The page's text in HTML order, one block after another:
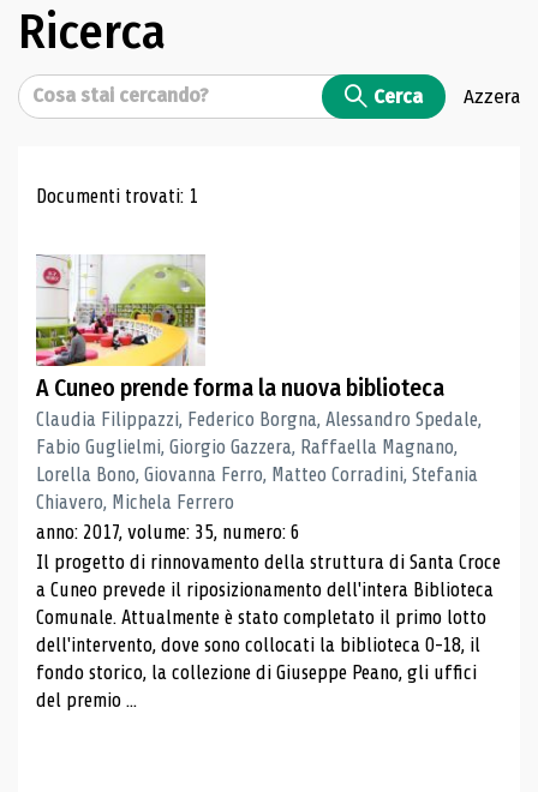
Ricerca
Cerca Cerca Azzera
Risultati di ricerca
Documenti trovati: 1
A Cuneo prende forma la nuova biblioteca
Claudia Filippazzi, Federico Borgna, Alessandro Spedale,
Fabio Guglielmi, Giorgio Gazzera, Raffaella Magnano,
Lorella Bono, Giovanna Ferro, Matteo Corradini, Stefania
Chiavero, Michela Ferrero
anno: 2017, volume: 35, numero: 6
Il progetto di rinnovamento della struttura di Santa Croce
a Cuneo prevede il riposizionamento dell'intera Biblioteca
Comunale. Attualmente è stato completato il primo lotto
dell'intervento, dove sono collocati la biblioteca 0-18, il
fondo storico, la collezione di Giuseppe Peano, gli uffici
del premio ...